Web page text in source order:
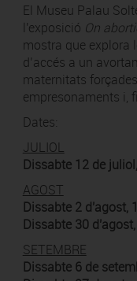
El Museu Palau
l'exposició On
mostra que explora
d’accés a un
maternitats
empresonaments i,
Dates:
JULIOL
Dissabte 12 de
AGOST
Dissabte 2 d'agost,
Dissabte 30
SETEMBRE
Dissabte 6 de